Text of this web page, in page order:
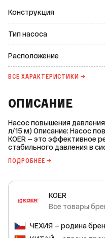
Конструкция
Тип насоса
Расположение
ВСЕ ХАРАКТЕРИСТИКИ →
ОПИСАНИЕ
Насос повышения давления
л/15 м) Описание: Насос повышения давления KP.P15-GRS15
KOER — это эффективное
стабильного давления в
коммерческих целях.
помощником в вашей системе
характеристики: * Тип
Расположение:
напряжение сети: 220/230
давление: 0,4 бар. *
л/мин. * Максимальная
Мощность насоса: 0,120
Автоматический режим: есть.
ПОДРОБНЕЕ →
KOER
Все товары
ЧЕХИЯ — родина